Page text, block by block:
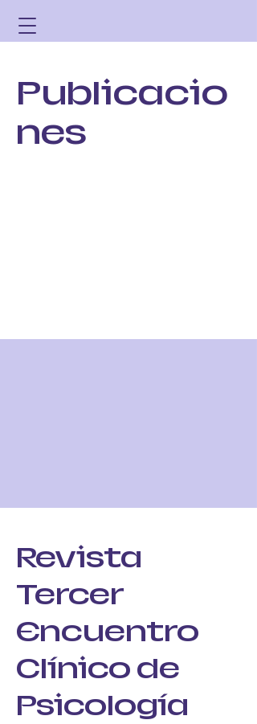
Publicacio
nes
Revista
Tercer
Encuentro
Clínico de
Psicología